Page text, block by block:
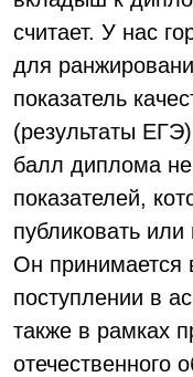
считает. У нас
для
показатель
(результаты
балл диплома не
показателей,
публиковать или
Он принимается
поступлении в
также в рамках
отечественного